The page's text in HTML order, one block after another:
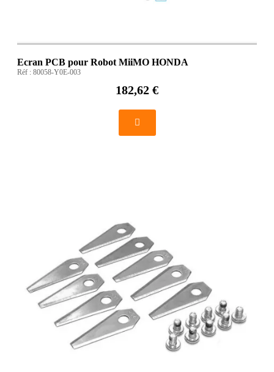
Ecran PCB pour Robot MiiMO HONDA
Réf : 80058-Y0E-003
182,62 €